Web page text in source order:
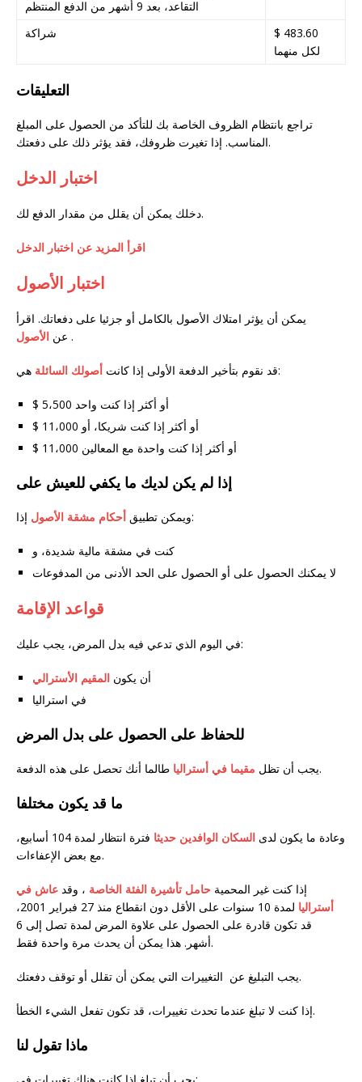
التقاعد، بعد 9 أشهر من الدفع المنتظم
شراكة
$ 483.60
لكل منهما
التعليقات
تراجع بانتظام الظروف الخاصة بك للتأكد من الحصول على المبلغ
المناسب. إذا تغيرت ظروفك، فقد يؤثر ذلك على دفعتك.
اختبار الدخل
دخلك يمكن أن يقلل من مقدار الدفع لك.
اقرأ المزيد عن اختبار الدخل
اختبار الأصول
يمكن أن يؤثر امتلاك الأصول بالكامل أو جزئيا على دفعاتك. اقرأ
عن الأصول .
قد نقوم بتأخير الدفعة الأولى إذا كانت أصولك السائلة هي:
$ 5،500 أو أكثر إذا كنت واحد
$ 11،000 أو أكثر إذا كنت شريكا، أو
$ 11،000 أو أكثر إذا كنت واحدة مع المعالين
إذا لم يكن لديك ما يكفي للعيش على
ويمكن تطبيق أحكام مشقة الأصول إذا:
كنت في مشقة مالية شديدة، و
لا يمكنك الحصول على أو الحصول على الحد الأدنى من المدفوعات
قواعد الإقامة
في اليوم الذي تدعي فيه بدل المرض، يجب عليك:
أن يكون المقيم الأسترالي
في استراليا
للحفاظ على الحصول على بدل المرض
يجب أن تظل مقيما في أستراليا طالما أنك تحصل على هذه الدفعة.
ما قد يكون مختلفا
وعادة ما يكون لدى السكان الوافدين حديثا
فترة انتظار لمدة 104 أسابيع،
مع بعض الإعفاءات.
إذا كنت غير المحمية حامل تأشيرة الفئة الخاصة ، وقد عاش في
أستراليا
لمدة 10 سنوات على الأقل دون انقطاع منذ 27 فبراير 2001،
قد تكون قادرة على الحصول على علاوة المرض لمدة تصل إلى 6
أشهر. هذا يمكن أن يحدث مرة واحدة فقط.
يجب التبليغ عن التغييرات التي يمكن أن تقلل أو توقف دفعتك.
إذا كنت لا تبلغ عندما تحدث تغييرات، قد تكون تفعل الشيء الخطأ.
ماذا تقول لنا